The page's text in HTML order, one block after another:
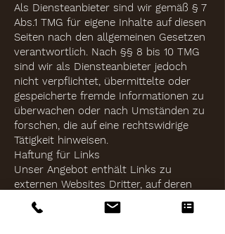
Als Diensteanbieter sind wir gemäß § 7
Abs.1 TMG für eigene Inhalte auf diesen
Seiten nach den allgemeinen Gesetzen
verantwortlich. Nach §§ 8 bis 10 TMG
sind wir als Diensteanbieter jedoch
nicht verpflichtet, übermittelte oder
gespeicherte fremde Informationen zu
überwachen oder nach Umständen zu
forschen, die auf eine rechtswidrige
Tätigkeit hinweisen.
Haftung für Links
Unser Angebot enthält Links zu
externen Websites Dritter, auf deren
Inhalte wir keinen Einfluss haben.
Deshalb können wir für diese fremden